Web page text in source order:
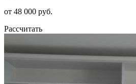
от 48 000 руб.
Рассчитать